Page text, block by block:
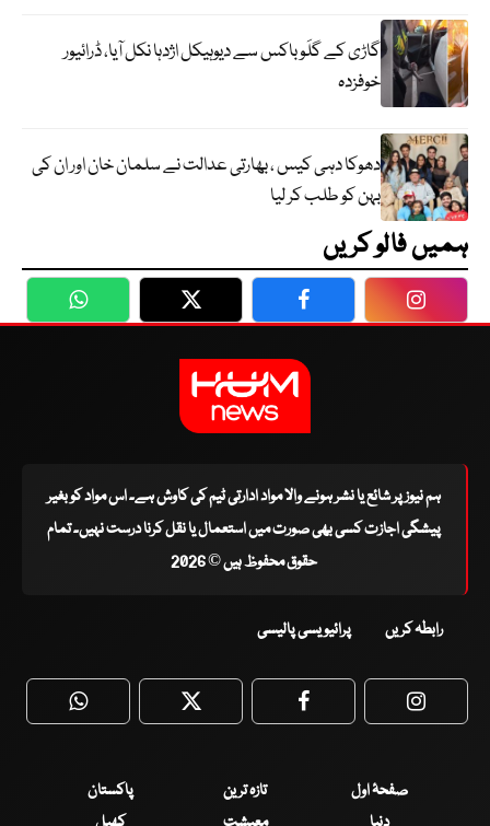
گاڑی کے گلَو باکس سے دیوہیکل اژدہا نکل آیا، ڈرائیور
خوفزدہ
دھوکا دہی کیس ، بھارتی عدالت نے سلمان خان اور ان کی
بہن کو طلب کر لیا
ہمیں فالو کریں
WhatsApp Twitter Facebook
ہم نیوز پر شائع یا نشر ہونے والا مواد ادارتی ٹیم کی کاوش ہے۔ اس مواد کو بغیر
پیشگی اجازت کسی بھی صورت میں استعمال یا نقل کرنا درست نہیں۔ تمام
حقوق محفوظ ہیں © 2026
رابطہ کریں پرائیویسی پالیسی
WhatsApp Twitter Facebook
صفحۂ اول تازہ ترین
پاکستان